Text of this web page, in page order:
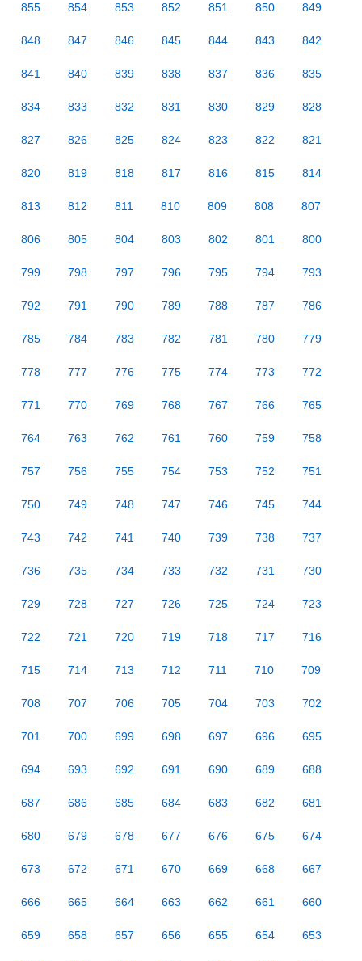
855 854 853 852 851 850 849
848 847 846 845 844 843 842
841 840 839 838 837 836 835
834 833 832 831 830 829 828
827 826 825 824 823 822 821
820 819 818 817 816 815 814
813 812 811 810 809 808 807
806 805 804 803 802 801 800
799 798 797 796 795 794 793
792 791 790 789 788 787 786
785 784 783 782 781 780 779
778 777 776 775 774 773 772
771 770 769 768 767 766 765
764 763 762 761 760 759 758
757 756 755 754 753 752 751
750 749 748 747 746 745 744
743 742 741 740 739 738 737
736 735 734 733 732 731 730
729 728 727 726 725 724 723
722 721 720 719 718 717 716
715 714 713 712 711 710 709
708 707 706 705 704 703 702
701 700 699 698 697 696 695
694 693 692 691 690 689 688
687 686 685 684 683 682 681
680 679 678 677 676 675 674
673 672 671 670 669 668 667
666 665 664 663 662 661 660
659 658 657 656 655 654 653